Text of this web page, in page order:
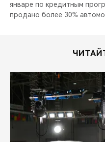
CHERY ДЛЯ ДЕТЕЙ
январе по кредитным
продано более 30%